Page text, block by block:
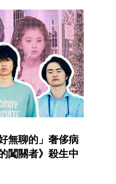
無聊的」奢侈病
關者》殺生中